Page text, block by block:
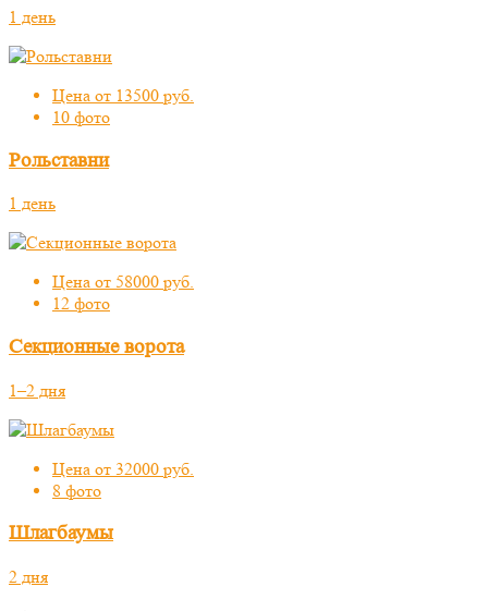
1 день
Цена от 13500 руб.
10 фото
Рольставни
1 день
Цена от 58000 руб.
12 фото
Секционные ворота
1–2 дня
Цена от 32000 руб.
8 фото
Шлагбаумы
2 дня